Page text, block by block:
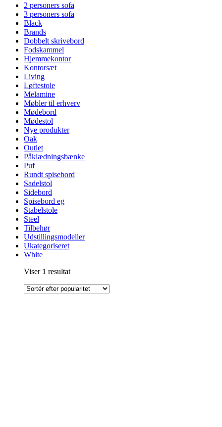
2 personers sofa
3 personers sofa
Black
Brands
Dobbelt skrivebord
Fodskammel
Hjemmekontor
Kontorsæt
Living
Løftestole
Melamine
Møbler til erhverv
Mødebord
Mødestol
Nye produkter
Oak
Outlet
Påklædningsbænke
Puf
Rundt spisebord
Sadelstol
Sidebord
Spisebord eg
Stabelstole
Steel
Tilbehør
Udstillingsmodeller
Ukategoriseret
White
Viser 1 resultat